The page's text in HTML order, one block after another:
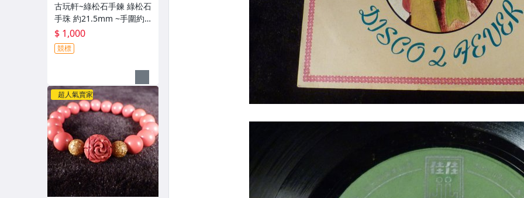
古玩軒~綠松石手鍊 綠松石
手珠 約21.5mm ~手圍約~
18-19~GGG95
$ 1,000
競標
超人氣賣家